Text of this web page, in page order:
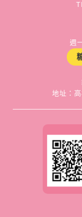
週
地址：